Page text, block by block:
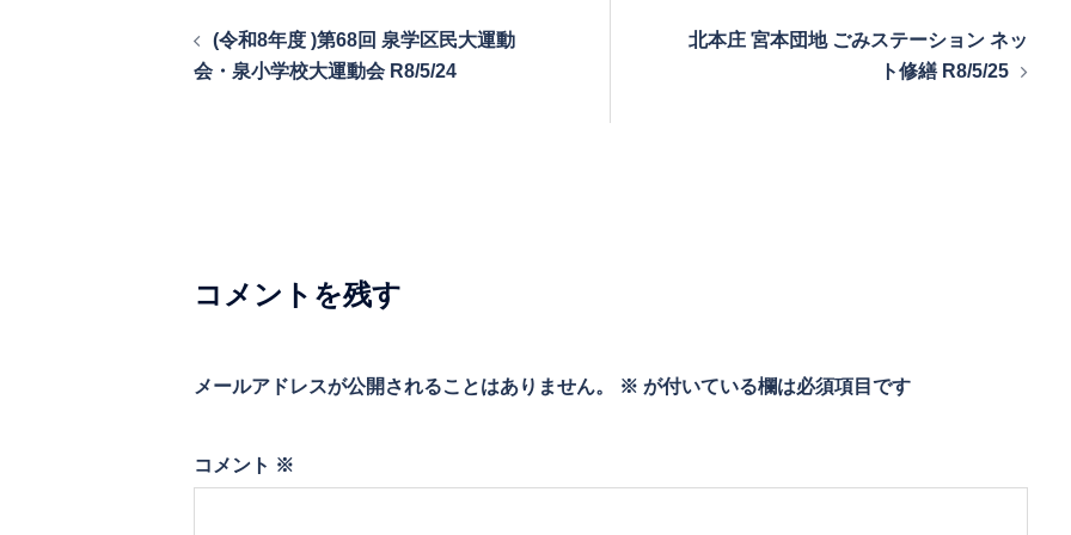
(令和8年度 )第68回 泉学区民大運動
会・泉小学校大運動会 R8/5/24
北本庄 宮本団地 ごみステーション ネッ
ト修繕 R8/5/25
コメントを残す
メールアドレスが公開されることはありません。 ※ が付いている欄は必須項目です
コメント ※